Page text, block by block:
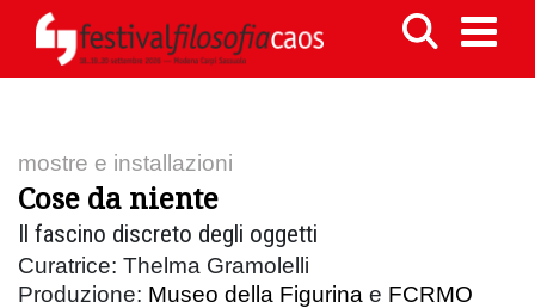
mostre e installazioni
Cose da niente
Il fascino discreto degli oggetti
Curatrice: Thelma Gramolelli
Produzione: Museo della Figurina e FCRMO